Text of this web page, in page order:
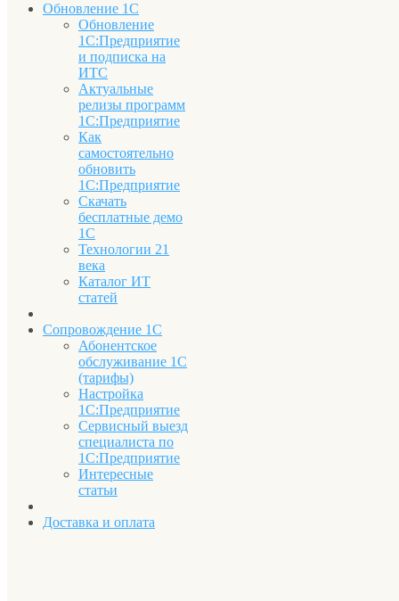
Обновление 1С
Обновление
1С:Предприятие
и подписка на
ИТС
Актуальные
релизы программ
1С:Предприятие
Как
самостоятельно
обновить
1С:Предприятие
Скачать
бесплатные демо
1С
Технологии 21
века
Каталог ИТ
статей
Сопровождение 1С
Абонентское
обслуживание 1С
(тарифы)
Настройка
1С:Предприятие
Сервисный выезд
специалиста по
1С:Предприятие
Интересные
статьи
Доставка и оплата